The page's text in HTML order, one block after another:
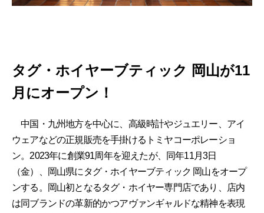
タグ・ホイヤーブティック 岡山が11
月にオープン！
中国・九州地方を中心に、高級時計やジュエリー、アイ
ウェアなどの正規販売を手掛けるトミヤコーポレーショ
ン。2023年に創業91周年を迎えたが、同年11月3日
（金）、岡山県にタグ・ホイヤーブティック 岡山をオープ
ンする。岡山初となるタグ・ホイヤー専門店であり、店内
は同ブランドの革新的かつアヴァンギャルドな精神を表現